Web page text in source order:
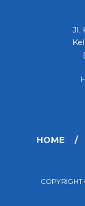
Jl.
HOME